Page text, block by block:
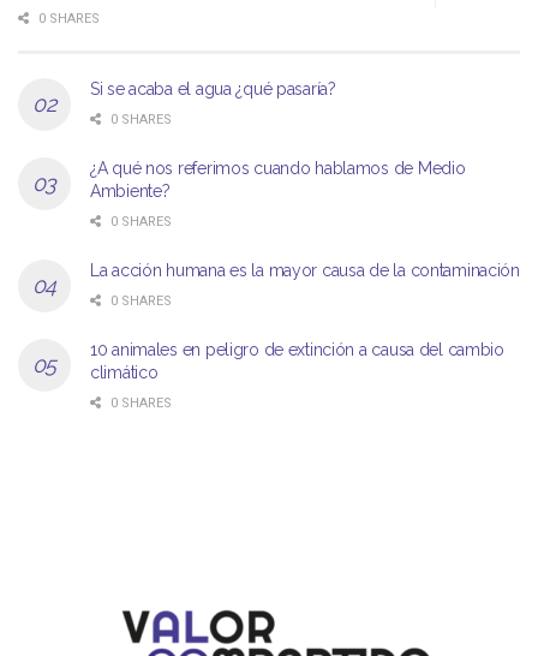
0 SHARES
Si se acaba el agua ¿qué pasaría?
0 SHARES
¿A qué nos referimos cuando hablamos de Medio
Ambiente?
0 SHARES
La acción humana es la mayor causa de la contaminación
0 SHARES
10 animales en peligro de extinción a causa del cambio
climático
0 SHARES